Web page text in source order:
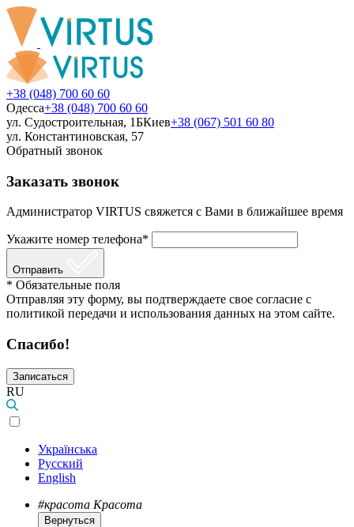
+38 (048) 700 60 60
Одесса+38 (048) 700 60 60
ул. Судостроительная, 1БКиев+38 (067) 501 60 80
ул. Константиновская, 57
Обратный звонок
Заказать звонок
Администратор VIRTUS свяжется с Вами в ближайшее время
Укажите номер телефона*
Отправить
* Обязательные поля
Отправляя эту форму, вы подтверждаете свое согласие с
политикой передачи и использования данных на этом сайте.
Спасибо!
Записаться
RU
Українська
Русский
English
#красота Красота
Вернуться